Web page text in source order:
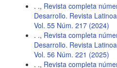
. ., Revista completa
Desarrollo. Revista
Vol. 55 Núm. 217 (2024)
. ., Revista completa
Desarrollo. Revista
Vol. 56 Núm. 221 (2025)
. ., Revista completa